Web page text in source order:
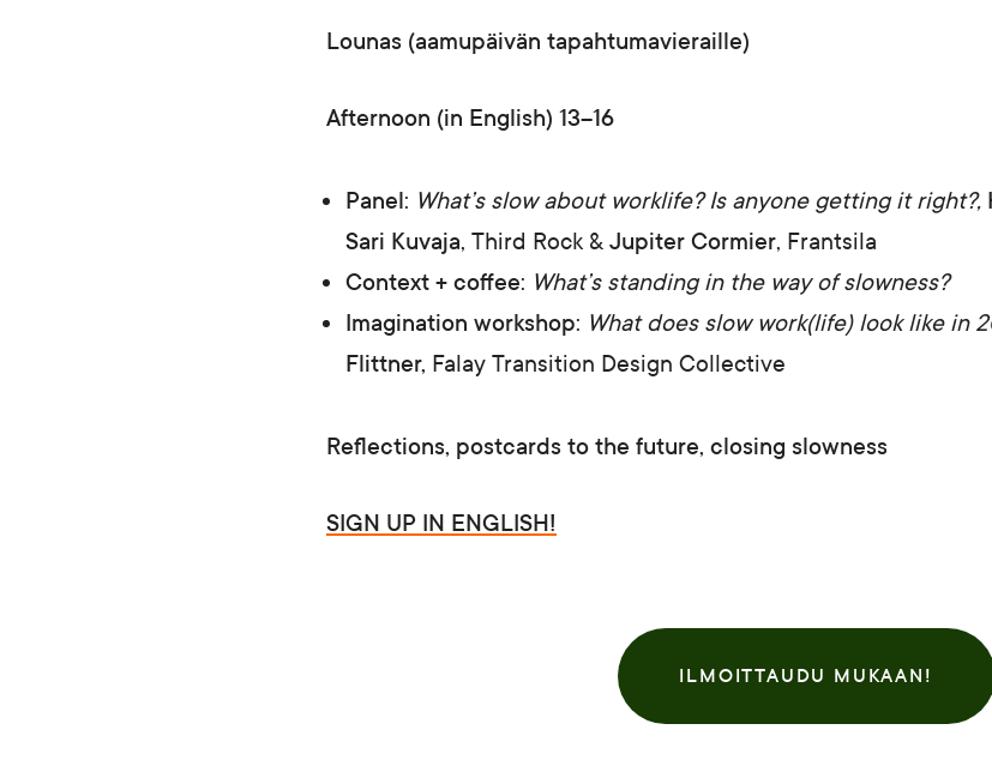
Lounas (aamupäivän tapahtumavieraille)
Afternoon (in English) 13–16
Panel: What’s slow about worklife? Is anyone getting it right?,
Sari Kuvaja, Third Rock & Jupiter Cormier, Frantsila
Context + coffee: What’s standing in the way of slowness?
Imagination workshop: What does slow work(life) look like in
Flittner, Falay Transition Design Collective
Reflections, postcards to the future, closing slowness
SIGN UP IN ENGLISH!
ILMOITTAUDU MUKAAN!